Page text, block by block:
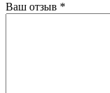
Ваш отзыв *